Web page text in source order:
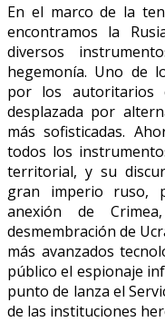
En el marco de la
encontramos la
diversos
hegemonía. Uno de
por los autoritarios
desplazada por
más sofisticadas.
todos los
territorial, y su
gran imperio ruso,
anexión de
desmembración de
más avanzados
público el espionaje
punto de lanza el
de las instituciones